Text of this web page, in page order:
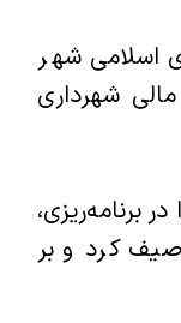
اسلامی شهر
شهرداری
برنامه‌ریزی،
کرد و بر